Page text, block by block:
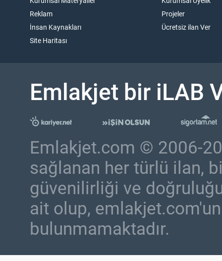
Reklam
İnsan Kaynakları
Site Haritası
Projeler
Ücretsiz ilan Ver
Emlakjet bir iLAB
Emlakjet.com © 2006-
sağlanan her türlü ilan,
güvenilirliği ve
ait olup,
bulunmamaktadır.